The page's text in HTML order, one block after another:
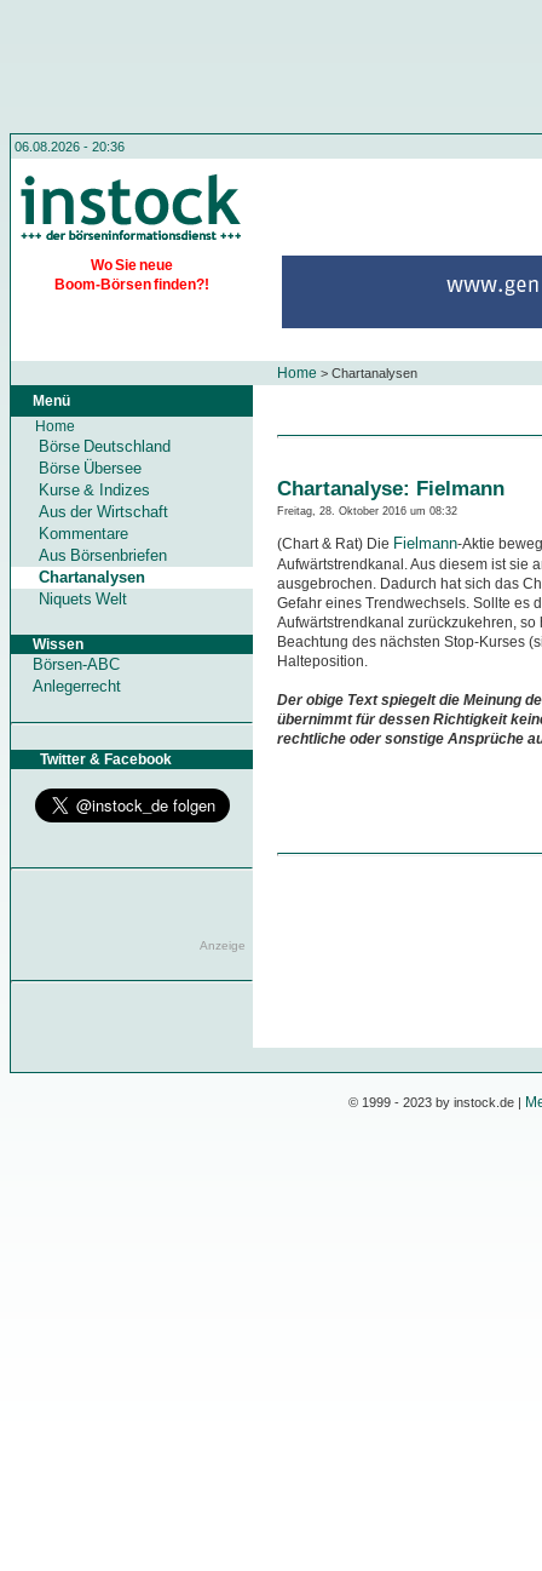
06.08.2026 - 20:36
Wo Sie neue
Boom-Börsen finden?!
Home > Chartanalysen
Menü
Home
Börse Deutschland
Börse Übersee
Kurse & Indizes
Aus der Wirtschaft
Kommentare
Aus Börsenbriefen
Chartanalysen
Niquets Welt
Wissen
Börsen-ABC
Anlegerrecht
Twitter & Facebook
Anzeige
Chartanalyse: Fielmann
Freitag, 28. Oktober 2016 um 08:32
(Chart & Rat) Die Fielmann-Aktie
Aufwärtstrendkanal. Aus diesem ist sie
ausgebrochen. Dadurch hat sich das
Gefahr eines Trendwechsels. Sollte es
Aufwärtstrendkanal zurückzukehren,
Beachtung des nächsten Stop-Kurses
Halteposition.
Der obige Text spiegelt die Meinung
übernimmt für dessen Richtigkeit
rechtliche oder sonstige Ansprüche
© 1999 - 2023 by instock.de |